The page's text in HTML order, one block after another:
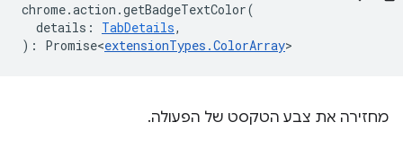
chrome.action .getBadgeTextColor(
details : TabDetails,
) : Promise<extensionTypes .ColorArray>
מחזירה את צבע הטקסט של הפעולה.